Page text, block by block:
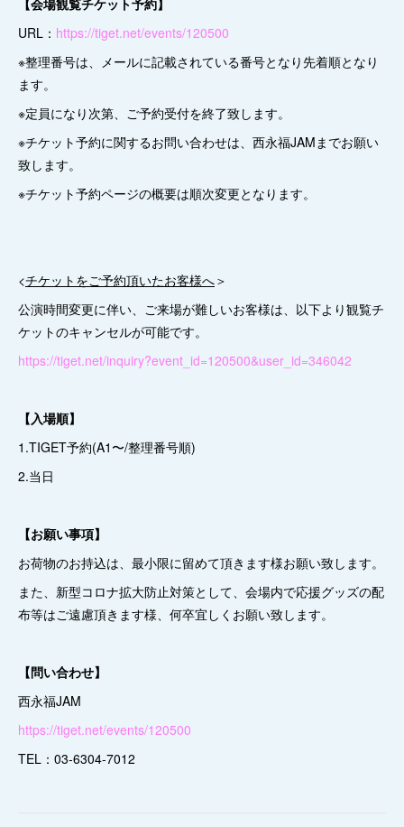
【会場観覧チケット予約】
URL： https://tiget.net/events/120500
※整理番号は、メールに記載されている番号となり先着順となり
ます。
※定員になり次第、ご予約受付を終了致します。
※チケット予約に関するお問い合わせは、西永福JAMまでお願い
致します。
※チケット予約ページの概要は順次変更となります。
<チケットをご予約頂いたお客様へ＞
公演時間変更に伴い、ご来場が難しいお客様は、以下より観覧チ
ケットのキャンセルが可能です。
https://tiget.net/inquiry?event_id=120500&user_id=346042
【入場順】
1.TIGET予約(A1〜/整理番号順)
2.当日
【お願い事項】
お荷物のお持込は、最小限に留めて頂きます様お願い致します。
また、新型コロナ拡大防止対策として、会場内で応援グッズの配
布等はご遠慮頂きます様、何卒宜しくお願い致します。
【問い合わせ】
西永福JAM
https://tiget.net/events/120500
TEL：03-6304-7012